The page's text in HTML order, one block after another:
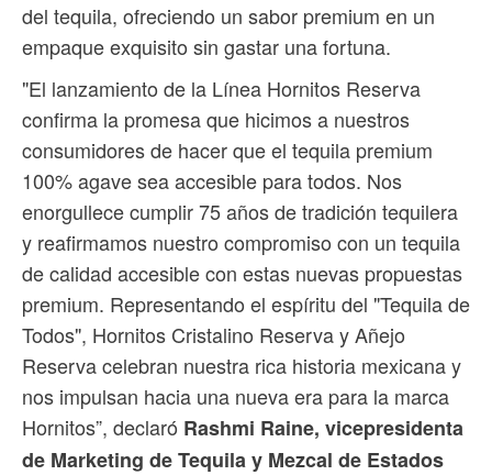
del tequila, ofreciendo un sabor premium en un
empaque exquisito sin gastar una fortuna.
"El lanzamiento de la Línea Hornitos Reserva
confirma la promesa que hicimos a nuestros
consumidores de hacer que el tequila premium
100% agave sea accesible para todos. Nos
enorgullece cumplir 75 años de tradición tequilera
y reafirmamos nuestro compromiso con un tequila
de calidad accesible con estas nuevas propuestas
premium. Representando el espíritu del "Tequila de
Todos", Hornitos Cristalino Reserva y Añejo
Reserva celebran nuestra rica historia mexicana y
nos impulsan hacia una nueva era para la marca
Hornitos”, declaró Rashmi Raine, vicepresidenta
de Marketing de Tequila y Mezcal de Estados